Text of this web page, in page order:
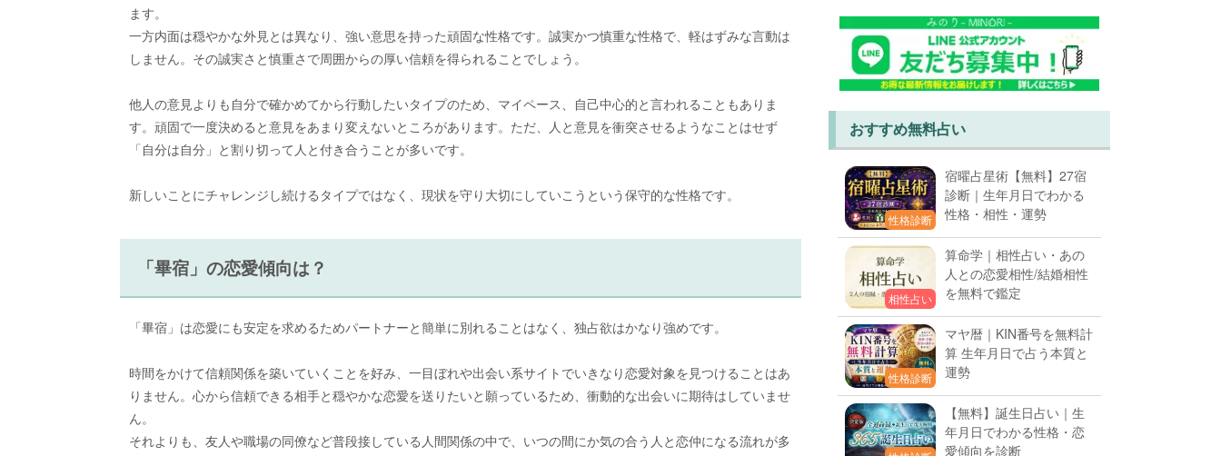
ます。
一方内面は穏やかな外見とは異なり、強い意思を持った頑固な性格です。誠実かつ慎重な性格で、軽はずみな言動は
しません。その誠実さと慎重さで周囲からの厚い信頼を得られることでしょう。
他人の意見よりも自分で確かめてから行動したいタイプのため、マイペース、自己中心的と言われることもありま
す。頑固で一度決めると意見をあまり変えないところがあります。ただ、人と意見を衝突させるようなことはせず
「自分は自分」と割り切って人と付き合うことが多いです。
新しいことにチャレンジし続けるタイプではなく、現状を守り大切にしていこうという保守的な性格です。
「畢宿」の恋愛傾向は？
「畢宿」は恋愛にも安定を求めるためパートナーと簡単に別れることはなく、独占欲はかなり強めです。
時間をかけて信頼関係を築いていくことを好み、一目ぼれや出会い系サイトでいきなり恋愛対象を見つけることはあ
りません。心から信頼できる相手と穏やかな恋愛を送りたいと願っているため、衝動的な出会いに期待はしていませ
ん。
それよりも、友人や職場の同僚など普段接している人間関係の中で、いつの間にか気の合う人と恋仲になる流れが多
おすすめ無料占い
性格診断
宿曜占星術【無料】27宿
診断｜生年月日でわかる
性格・相性・運勢
相性占い
算命学｜相性占い・あの
人との恋愛相性/結婚相性
を無料で鑑定
性格診断
マヤ暦｜KIN番号を無料計
算 生年月日で占う本質と
運勢
【無料】誕生日占い｜生
年月日でわかる性格・恋
愛傾向を診断